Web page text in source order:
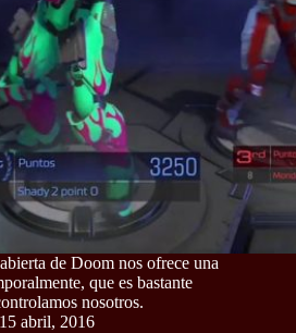
de Doom nos ofrece una
que es bastante
nosotros.
15 abril, 2016